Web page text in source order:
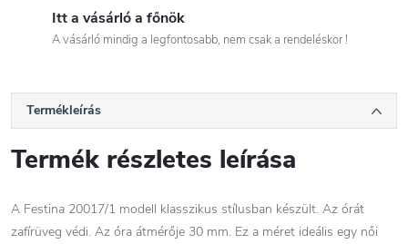
Itt a vásárló a főnök
A vásárló mindig a legfontosabb, nem csak a rendeléskor !
Termékleírás
Termék részletes leírása
A Festina 20017/1 modell klasszikus stílusban készült. Az órát
zafírüveg védi. Az óra átmérője 30 mm. Ez a méret ideális egy női